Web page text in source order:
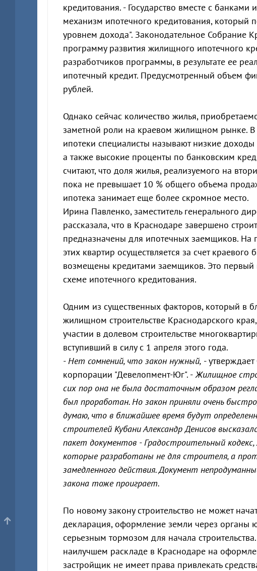
кредитования. - Государство вместе с
механизм ипотечного кредитования,
уровнем дохода". Законодательное Собрание
программу развития жилищного ипотечного
разработчиков программы, в результате ее
ипотечный кредит. Предусмотренный объем
рублей.
Однако сейчас количество жилья,
заметной роли на краевом жилищном рынке. В
ипотеки специалисты называют низкие
а также высокие проценты по банковским
считают, что доля жилья, реализуемого на
пока не превышает 10 % общего объема
ипотека занимает еще более скромное место.
Ирина Павленко, заместитель генерального
рассказала, что в Краснодаре завершено
предназначены для ипотечных заемщиков. На
этих квартир осуществляется за счет
возмещены кредитами заемщиков. Это первый
схеме ипотечного кредитования.
Одним из существенных факторов, который в
жилищном строительстве Краснодарского
участии в долевом строительстве
вступивший в силу с 1 апреля этого года.
- Нет сомнений, что закон нужный, -
корпорации "Девелопмент-Юг". -Жилищное
сих пор она не была достаточным образом
был проработан. Но закон приняли очень
думаю, что в ближайшее время будут
строителей Кубани Александр Денисов
пакет документов - Градостроительный
которые разработаны не для строителя, а
замедленного действия. Документ
закона тоже проиграет.
По новому закону строительство не может
декларация, оформление земли через органы
серьезным тормозом для начала
наилучшем раскладе в Краснодаре на
застройщик не имеет права привлекать